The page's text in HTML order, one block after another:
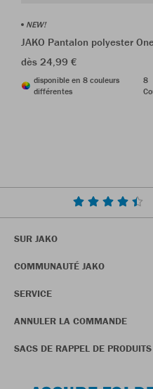
NEW!
JAKO Pantalon polyester
dès 24,99 €
disponible en 8 couleurs
différentes
8
SUR JAKO
COMMUNAUTÉ JAKO
SERVICE
ANNULER LA COMMANDE
SACS DE RAPPEL DE PRODUITS